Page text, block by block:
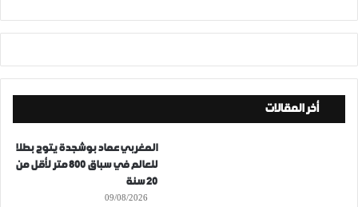
أخر المقالات
المغربي عماد بوشجدة يتوج بطلا
للعالم في سباق 800 متر لأقل من
20 سنة
09/08/2026